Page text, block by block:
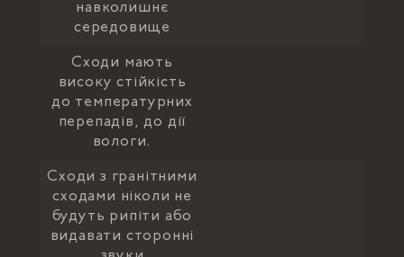
навколишнє
середовище
Сходи мають
високу стійкість
до температурних
перепадів, до дії
вологи.
Сходи з гранітними
сходами ніколи не
будуть рипіти або
видавати сторонні